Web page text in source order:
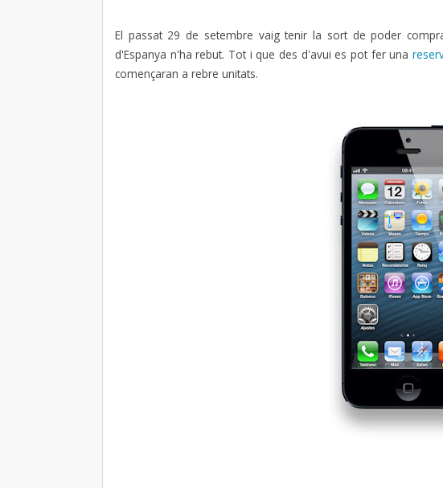
El passat 29 de setembre vaig tenir la sort de poder
d'Espanya n'ha rebut. Tot i que des d'avui es pot fer una
començaran a rebre unitats.